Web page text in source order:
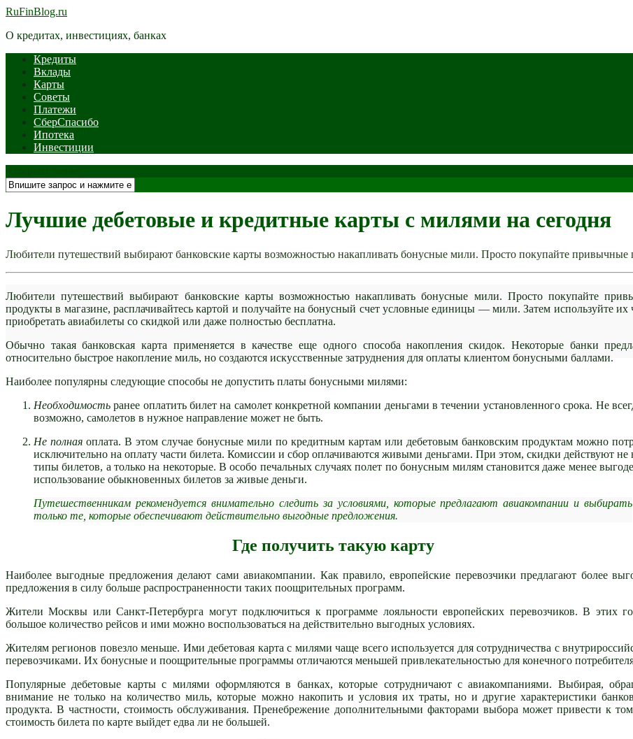
RuFinBlog.ru
О кредитах, инвестициях, банках
Кредиты
Вклады
Карты
Советы
Платежи
СберСпасибо
Ипотека
Инвестиции
Лучшие дебетовые и кредитные карты с милями на сегодня
Любители путешествий выбирают банковские карты возможностью накапливать бонусные мили. Просто покупайте привычные
Любители путешествий выбирают банковские карты возможностью накапливать бонусные мили. Просто покупайте
продукты в магазине, расплачивайтесь картой и получайте на бонусный счет условные единицы — мили. Затем используйте их
приобретать авиабилеты со скидкой или даже полностью бесплатна.
Обычно такая банковская карта применяется в качестве еще одного способа накопления скидок. Некоторые банки
относительно быстрое накопление миль, но создаются искусственные затруднения для оплаты клиентом бонусными баллами.
Наиболее популярны следующие способы не допустить платы бонусными милями:
Необходимость ранее оплатить билет на самолет конкретной компании деньгами в течении установленного срока. Не
возможно, самолетов в нужное направление может не быть.
Не полная оплата. В этом случае бонусные мили по кредитным картам или дебетовым банковским продуктам можно
исключительно на оплату части билета. Комиссии и сбор оплачиваются живыми деньгами. При этом, скидки действуют не
типы билетов, а только на некоторые. В особо печальных случаях полет по бонусным милям становится даже менее
использование обыкновенных билетов за живые деньги.
Путешественникам рекомендуется внимательно следить за условиями, которые предлагают авиакомпании и выбирать
только те, которые обеспечивают действительно выгодные предложения.
Где получить такую карту
Наиболее выгодные предложения делают сами авиакомпании. Как правило, европейские перевозчики предлагают более
предложения в силу больше распространенности таких поощрительных программ.
Жители Москвы или Санкт-Петербурга могут подключиться к программе лояльности европейских перевозчиков. В этих
большое количество рейсов и ими можно воспользоваться на действительно выгодных условиях.
Жителям регионов повезло меньше. Ими дебетовая карта с милями чаще всего используется для сотрудничества с
перевозчиками. Их бонусные и поощрительные программы отличаются меньшей привлекательностью для конечного
Популярные дебетовые карты с милями оформляются в банках, которые сотрудничают с авиакомпаниями. Выбирая,
внимание не только на количество миль, которые можно накопить и условия их траты, но и другие характеристики
продукта. В частности, стоимость обслуживания. Пренебрежение дополнительными факторами выбора может привести к
стоимость билета по карте выйдет едва ли не большей.